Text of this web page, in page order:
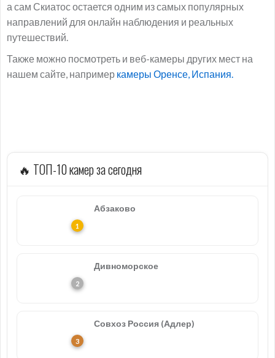
а сам Скиатос остается одним из самых популярных
направлений для онлайн наблюдения и реальных
путешествий.
Также можно посмотреть и веб-камеры других мест на
нашем сайте, например камеры Оренсе, Испания.
🔥 ТОП-10 камер за сегодня
Абзаково
Дивноморское
Совхоз Россия (Адлер)